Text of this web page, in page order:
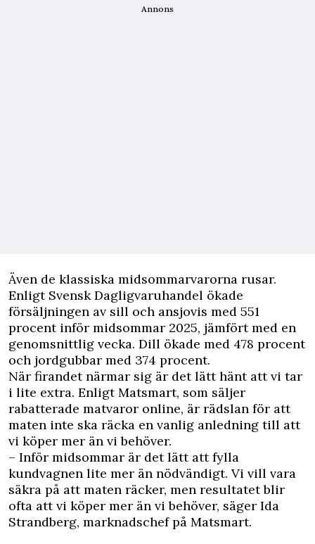
Annons
Även de klassiska midsommarvarorna rusar.
Enligt Svensk Dagligvaruhandel ökade
försäljningen av sill och ansjovis med 551
procent inför midsommar 2025, jämfört med en
genomsnittlig vecka. Dill ökade med 478 procent
och jordgubbar med 374 procent.
När firandet närmar sig är det lätt hänt att vi tar
i lite extra. Enligt Matsmart, som säljer
rabatterade matvaror online, är rädslan för att
maten inte ska räcka en vanlig anledning till att
vi köper mer än vi behöver.
– Inför midsommar är det lätt att fylla
kundvagnen lite mer än nödvändigt. Vi vill vara
säkra på att maten räcker, men resultatet blir
ofta att vi köper mer än vi behöver, säger Ida
Strandberg, marknadschef på Matsmart.